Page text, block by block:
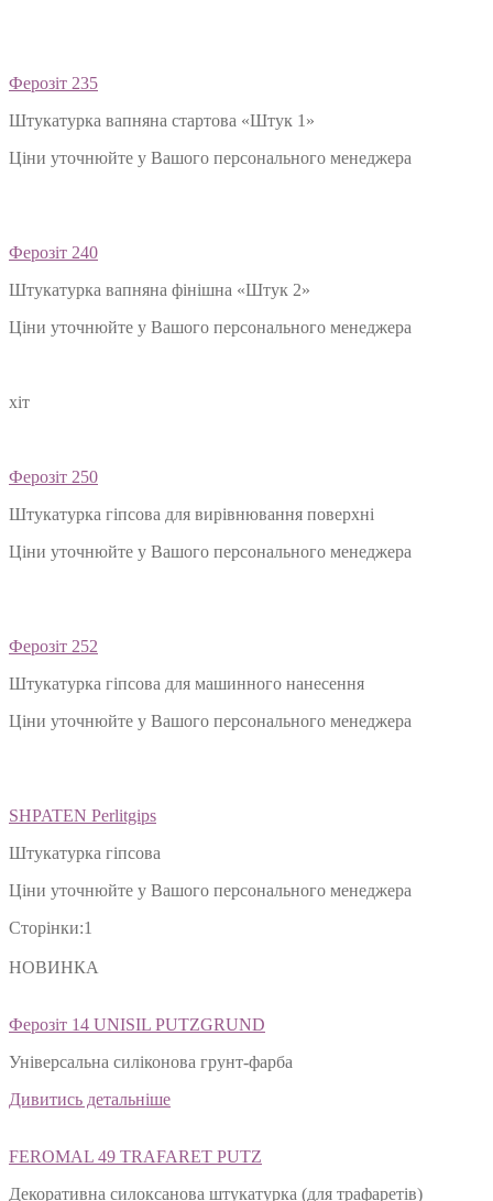
Ферозіт 235
Штукатурка вапняна стартова «Штук 1»
Ціни уточнюйте у Вашого персонального менеджера
Ферозіт 240
Штукатурка вапняна фінішна «Штук 2»
Ціни уточнюйте у Вашого персонального менеджера
хіт
Ферозіт 250
Штукатурка гіпсова для вирівнювання поверхні
Ціни уточнюйте у Вашого персонального менеджера
Ферозіт 252
Штукатурка гіпсова для машинного нанесення
Ціни уточнюйте у Вашого персонального менеджера
SHPATEN Perlitgips
Штукатурка гіпсова
Ціни уточнюйте у Вашого персонального менеджера
Сторінки:1
НОВИНКА
Ферозіт 14 UNISIL PUTZGRUND
Універсальна силіконова грунт-фарба
Дивитись детальніше
FEROMAL 49 TRAFARET PUTZ
Декоративна силоксанова штукатурка (для трафаретів)